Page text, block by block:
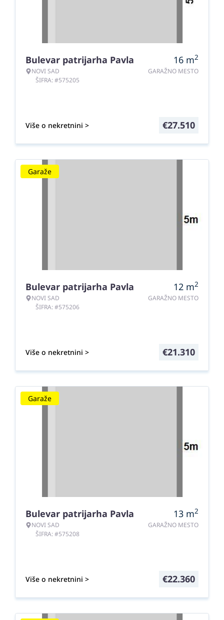
Bulevar patrijarha Pavla
NOVI SAD
ŠIFRA: #575205
16 m2
GARAŽNO MESTO
Više o nekretnini > €27.510
Garaže
Bulevar patrijarha Pavla
NOVI SAD
ŠIFRA: #575206
12 m2
GARAŽNO MESTO
Više o nekretnini > €21.310
Garaže
Bulevar patrijarha Pavla
NOVI SAD
ŠIFRA: #575208
13 m2
GARAŽNO MESTO
Više o nekretnini > €22.360